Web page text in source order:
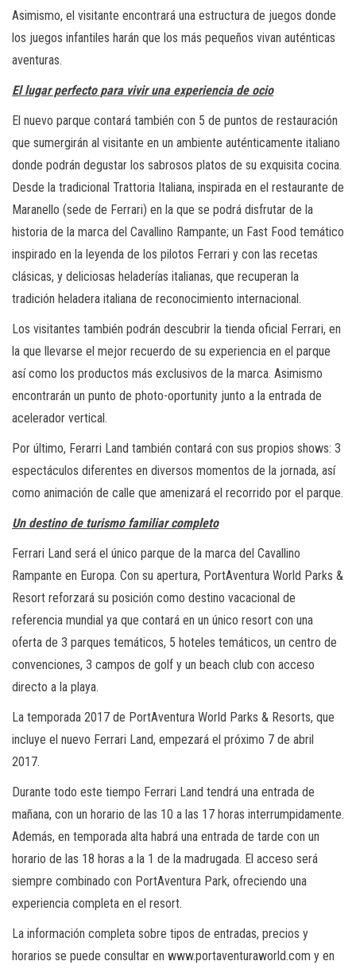
Asimismo, el visitante encontrará una estructura de juegos donde
los juegos infantiles harán que los más pequeños vivan auténticas
aventuras.
El lugar perfecto para vivir una experiencia de ocio
El nuevo parque contará también con 5 de puntos de restauración
que sumergirán al visitante en un ambiente auténticamente italiano
donde podrán degustar los sabrosos platos de su exquisita cocina.
Desde la tradicional Trattoria Italiana, inspirada en el restaurante de
Maranello (sede de Ferrari) en la que se podrá disfrutar de la
historia de la marca del Cavallino Rampante; un Fast Food temático
inspirado en la leyenda de los pilotos Ferrari y con las recetas
clásicas, y deliciosas heladerías italianas, que recuperan la
tradición heladera italiana de reconocimiento internacional.
Los visitantes también podrán descubrir la tienda oficial Ferrari, en
la que llevarse el mejor recuerdo de su experiencia en el parque
así como los productos más exclusivos de la marca. Asimismo
encontrarán un punto de photo-oportunity junto a la entrada de
acelerador vertical.
Por último, Ferarri Land también contará con sus propios shows: 3
espectáculos diferentes en diversos momentos de la jornada, así
como animación de calle que amenizará el recorrido por el parque.
Un destino de turismo familiar completo
Ferrari Land será el único parque de la marca del Cavallino
Rampante en Europa. Con su apertura, PortAventura World Parks &
Resort reforzará su posición como destino vacacional de
referencia mundial ya que contará en un único resort con una
oferta de 3 parques temáticos, 5 hoteles temáticos, un centro de
convenciones, 3 campos de golf y un beach club con acceso
directo a la playa.
La temporada 2017 de PortAventura World Parks & Resorts, que
incluye el nuevo Ferrari Land, empezará el próximo 7 de abril
2017.
Durante todo este tiempo Ferrari Land tendrá una entrada de
mañana, con un horario de las 10 a las 17 horas interrumpidamente.
Además, en temporada alta habrá una entrada de tarde con un
horario de las 18 horas a la 1 de la madrugada. El acceso será
siempre combinado con PortAventura Park, ofreciendo una
experiencia completa en el resort.
La información completa sobre tipos de entradas, precios y
horarios se puede consultar en www.portaventuraworld.com y en